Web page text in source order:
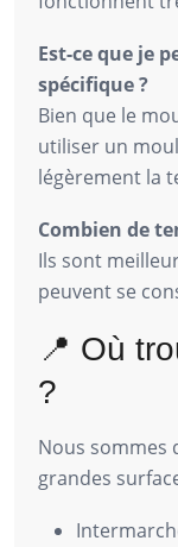
Est-ce que je
spécifique ?
Bien que le
utiliser un
légèrement la
Combien de
Ils sont
peuvent se
📍 Où
?
Nous sommes
grandes